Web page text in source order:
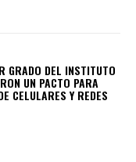
GRADO DEL INSTITUTO
UN PACTO PARA
CELULARES Y REDES